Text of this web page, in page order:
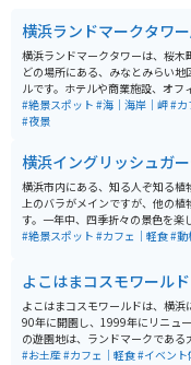
横浜ランドマークタワ
横浜ランドマークタワーは、桜木
どの場所にある、みなとみらい
ルです。ホテルや商業施設、オフ
で、69階には展望フロア「スカ
す。 数十秒で最上階に到達する高速エレベーターも見ど
は圧巻で、窓際に並ぶソファは常
ら売店でコーヒーを買い、ゆった
時間を過ごせます。混雑すること
や夜の時間帯の訪問がおすすめで
#絶景スポット #海｜海岸｜岬#カ
#夜景
横浜イングリッシュガ
横浜市内にある、知る人ぞ知る
上のバラがメインですが、他の植
す。一年中、四季折々の景色を楽
楽しみ方は人それぞれで、一人で
#絶景スポット #カフェ｜軽食#動
よこはまコスモワールド
よこはまコスモワールドは、横浜
90年に開園し、1999年にリニュ
の遊園地は、ランドマークである
ック21」で有名です。観覧車から
#お土産#カフェ｜軽食#イベント